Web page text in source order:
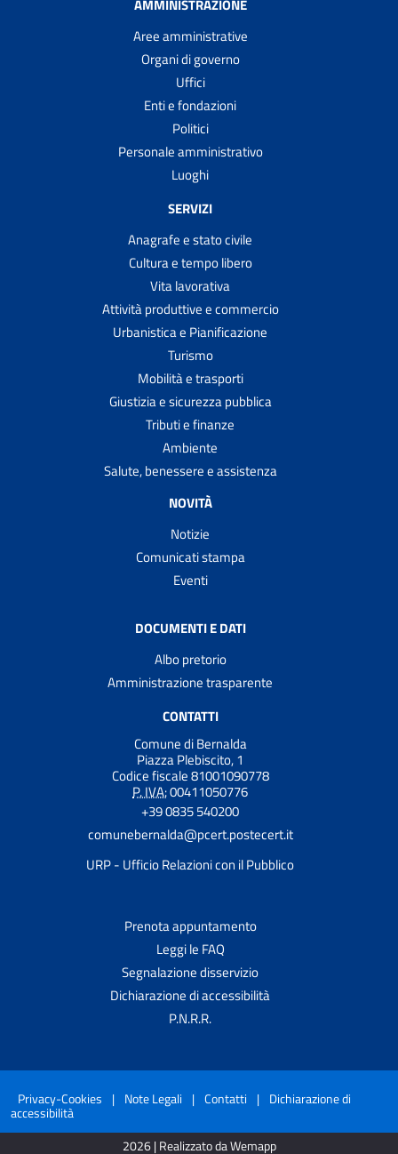
AMMINISTRAZIONE
Aree amministrative
Organi di governo
Uffici
Enti e fondazioni
Politici
Personale amministrativo
Luoghi
SERVIZI
Anagrafe e stato civile
Cultura e tempo libero
Vita lavorativa
Attività produttive e commercio
Urbanistica e Pianificazione
Turismo
Mobilità e trasporti
Giustizia e sicurezza pubblica
Tributi e finanze
Ambiente
Salute, benessere e assistenza
NOVITÀ
Notizie
Comunicati stampa
Eventi
DOCUMENTI E DATI
Albo pretorio
Amministrazione trasparente
CONTATTI
Comune di Bernalda
Piazza Plebiscito, 1
Codice fiscale 81001090778
P. IVA:00411050776
+39 0835 540200
comunebernalda@pcert.postecert.it
URP - Ufficio Relazioni con il Pubblico
Prenota appuntamento
Leggi le FAQ
Segnalazione disservizio
Dichiarazione di accessibilità
P.N.R.R.
Privacy-Cookies | Note Legali | Contatti | Dichiarazione di
accessibilità
2026 | Realizzato da Wemapp